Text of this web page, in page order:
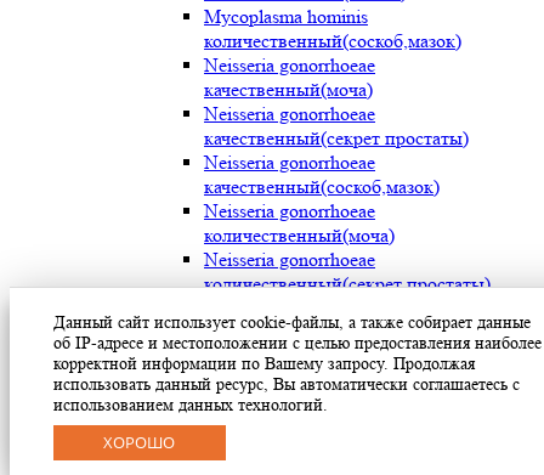
Mycoplasma hominis
количественный(соскоб,мазок)
Neisseria gonorrhoeae
качественный(моча)
Neisseria gonorrhoeae
качественный(секрет простаты)
Neisseria gonorrhoeae
качественный(соскоб,мазок)
Neisseria gonorrhoeae
количественный(моча)
Neisseria gonorrhoeae
количественный(секрет простаты)
количественный(соскоб,мазок)
Streptococcus pyogenes (мокрота)
Streptococcus pyogenes (носоглотка)
Streptococcus pyogenes(мазок с раневой
поверхности)
Данный сайт использует cookie-файлы, а также собирает данные
об IP-адресе и местоположении с целью предоставления наиболее
корректной информации по Вашему запросу. Продолжая
использовать данный ресурс, Вы автоматически соглашаетесь с
использованием данных технологий.
ХОРОШО